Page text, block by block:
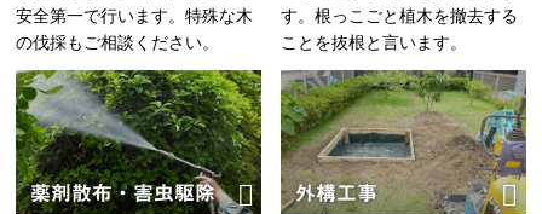
安全第一で行います。特殊な木
の伐採もご相談ください。
す。根っこごと植木を撤去する
ことを抜根と言います。
薬剤散布・害虫駆除 外構工事